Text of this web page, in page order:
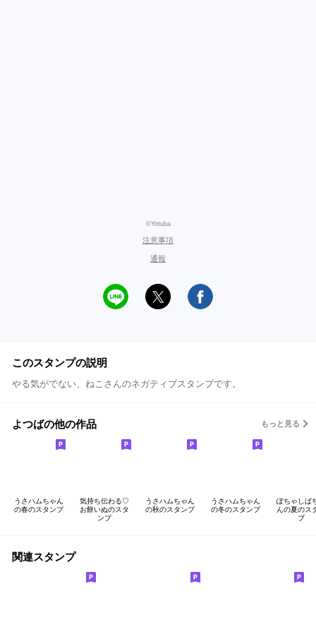
©Yotuba
注意事項
通報
このスタンプの説明
やる気がでない、ねこさんのネガティブスタンプです。
よつばの他の作品 もっと見る
うさハムちゃん
の春のスタンプ
気持ち伝わる♡
お餅いぬのスタ
ンプ
うさハムちゃん
の秋のスタンプ
うさハムちゃん
の冬のスタンプ
ぽちゃしば
んの夏のス
プ
関連スタンプ